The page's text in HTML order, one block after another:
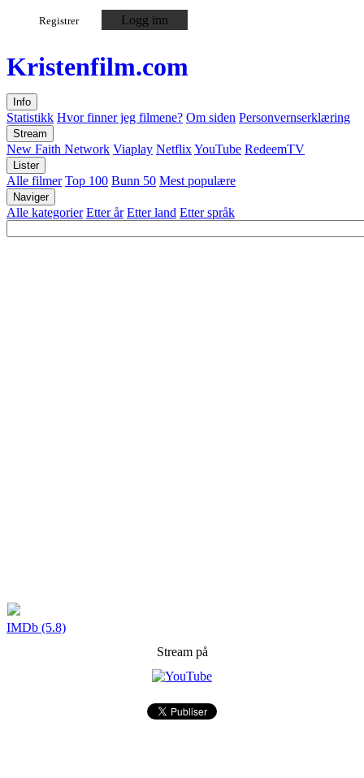
Registrer Logg inn
Kristenfilm.com
Info
Statistikk Hvor finner jeg filmene? Om siden Personvernserklæring
Stream
New Faith Network Viaplay NetflixYouTube RedeemTV
Lister
Alle filmer Top 100 Bunn 50 Mest populære
Naviger
Alle kategorier Etter år Etter land Etter språk
IMDb (5.8)
Stream på